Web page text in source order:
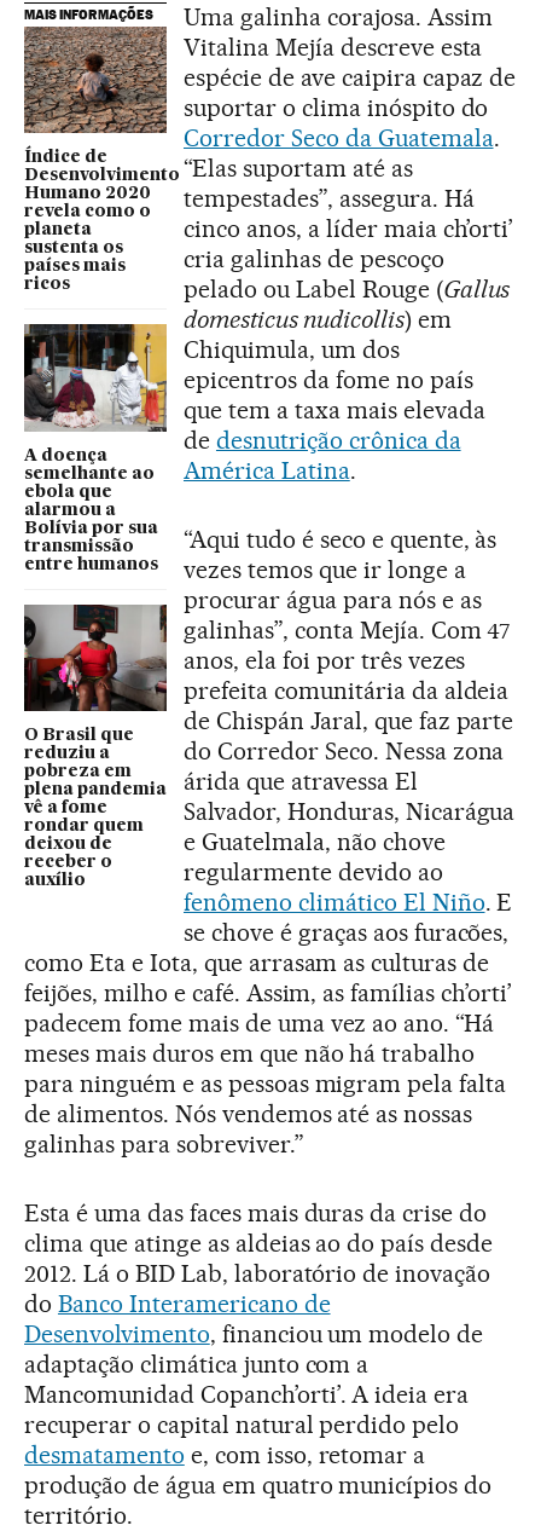
MAIS INFORMAÇÕES
Índice de
Desenvolvimento
Humano 2020
revela como o
planeta
sustenta os
países mais
ricos
A doença
semelhante ao
ebola que
alarmou a
Bolívia por sua
transmissão
entre humanos
O Brasil que
reduziu a
pobreza em
plena pandemia
vê a fome
rondar quem
deixou de
receber o
auxílio
Uma galinha corajosa. Assim
Vitalina Mejía descreve esta
espécie de ave caipira capaz de
suportar o clima inóspito do
Corredor Seco da Guatemala.
“Elas suportam até as
tempestades”, assegura. Há
cinco anos, a líder maia ch’orti’
cria galinhas de pescoço
pelado ou Label Rouge (Gallus
domesticus nudicollis) em
Chiquimula, um dos
epicentros da fome no país
que tem a taxa mais elevada
de desnutrição crônica da
América Latina.
“Aqui tudo é seco e quente, às
vezes temos que ir longe a
procurar água para nós e as
galinhas”, conta Mejía. Com 47
anos, ela foi por três vezes
prefeita comunitária da aldeia
de Chispán Jaral, que faz parte
do Corredor Seco. Nessa zona
árida que atravessa El
Salvador, Honduras, Nicarágua
e Guatelmala, não chove
regularmente devido ao
fenômeno climático El Niño. E
se chove é graças aos furacões,
como Eta e Iota, que arrasam as culturas de
feijões, milho e café. Assim, as famílias ch’orti’
padecem fome mais de uma vez ao ano. “Há
meses mais duros em que não há trabalho
para ninguém e as pessoas migram pela falta
de alimentos. Nós vendemos até as nossas
galinhas para sobreviver.”
Esta é uma das faces mais duras da crise do
clima que atinge as aldeias ao do país desde
2012. Lá o BID Lab, laboratório de inovação
do Banco Interamericano de
Desenvolvimento, financiou um modelo de
adaptação climática junto com a
Mancomunidad Copanch’orti’. A ideia era
recuperar o capital natural perdido pelo
desmatamento e, com isso, retomar a
produção de água em quatro municípios do
território.